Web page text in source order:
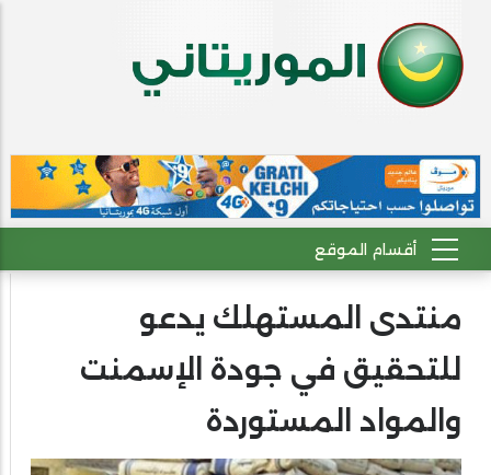
منتدى المستهلك يدعو
للتحقيق في جودة الإسمنت
والمواد المستوردة